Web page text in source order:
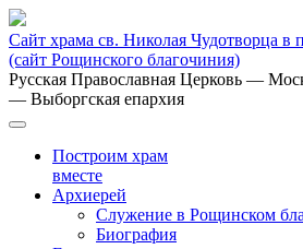
Сайт храма св. Николая Чудотворца в
(сайт Рощинского благочиния)
Русская Православная Церковь —
— Выборгская епархия
Построим храм
вместе
Архиерей
Служение в Рощинском
Биография